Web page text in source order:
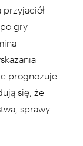
gry
prognozuje
się, że
sprawy